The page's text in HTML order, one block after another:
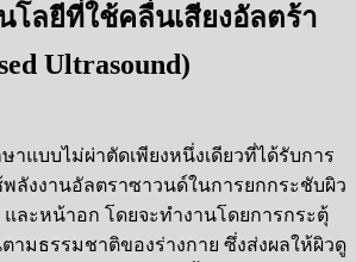
โลยีที่ใช้คลื่นเสียงอัลตร้า
Ultrasound)
ษาแบบไม่ผ่าตัดเพียงหนึ่งเดียวที่ได้รับการ
พลังงานอัลตราซาวนด์ในการยกกระชับผิว
ละหน้าอก โดยจะทำงานโดยการกระตุ้
ามธรรมชาติของร่างกาย ซึ่งส่งผลให้ผิวดู